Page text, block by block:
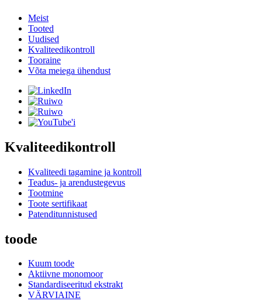
Meist
Tooted
Uudised
Kvaliteedikontroll
Tooraine
Võta meiega ühendust
Kvaliteedikontroll
Kvaliteedi tagamine ja kontroll
Teadus- ja arendustegevus
Tootmine
Toote sertifikaat
Patenditunnistused
toode
Kuum toode
Aktiivne monomoor
Standardiseeritud ekstrakt
VÄRVIAINE